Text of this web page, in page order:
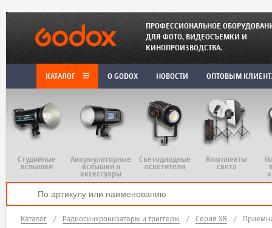
ПРОФЕССИОНАЛЬНОЕ
ДЛЯ ФОТО, ВИДЕОСЪЕМКИ И
КИНОПРОИЗВОДСТВА.
КАТАЛОГ O GODOX НОВОСТИ ОПТОВЫМ
Студийные
вспышки
Аккумуляторные
вспышки и
аксессуары
Светодиодные
осветители
Комплекты
света
Каталог / Радиосинхронизаторы и триггеры / Серия XR /